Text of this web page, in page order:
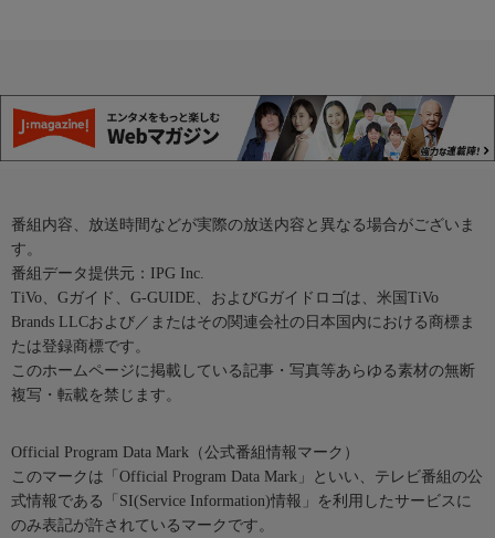
番組内容、放送時間などが実際の放送内容と異なる場合がございま
す。
番組データ提供元：IPG Inc.
TiVo、Gガイド、G-GUIDE、およびGガイドロゴは、米国TiVo
Brands LLCおよび／またはその関連会社の日本国内における商標ま
たは登録商標です。
このホームページに掲載している記事・写真等あらゆる素材の無断
複写・転載を禁じます。
Official Program Data Mark（公式番組情報マーク）
このマークは「Official Program Data Mark」といい、テレビ番組の公
式情報である「SI(Service Information)情報」を利用したサービスに
のみ表記が許されているマークです。